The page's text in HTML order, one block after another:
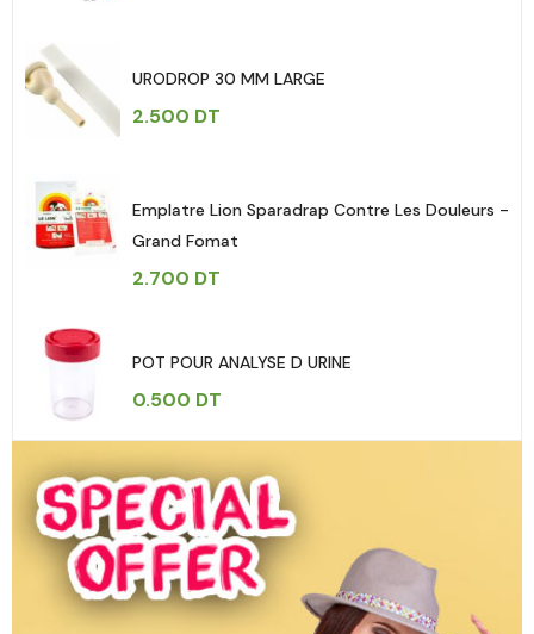
URODROP 30 MM LARGE
2.500 DT
Emplatre Lion Sparadrap Contre Les Douleurs -
Grand Fomat
2.700 DT
POT POUR ANALYSE D URINE
0.500 DT